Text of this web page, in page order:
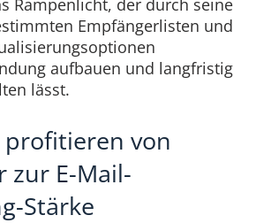
Empfängerlisten und
aufbauen und langfristig
lässt.
von
zur E-Mail-
Stärke